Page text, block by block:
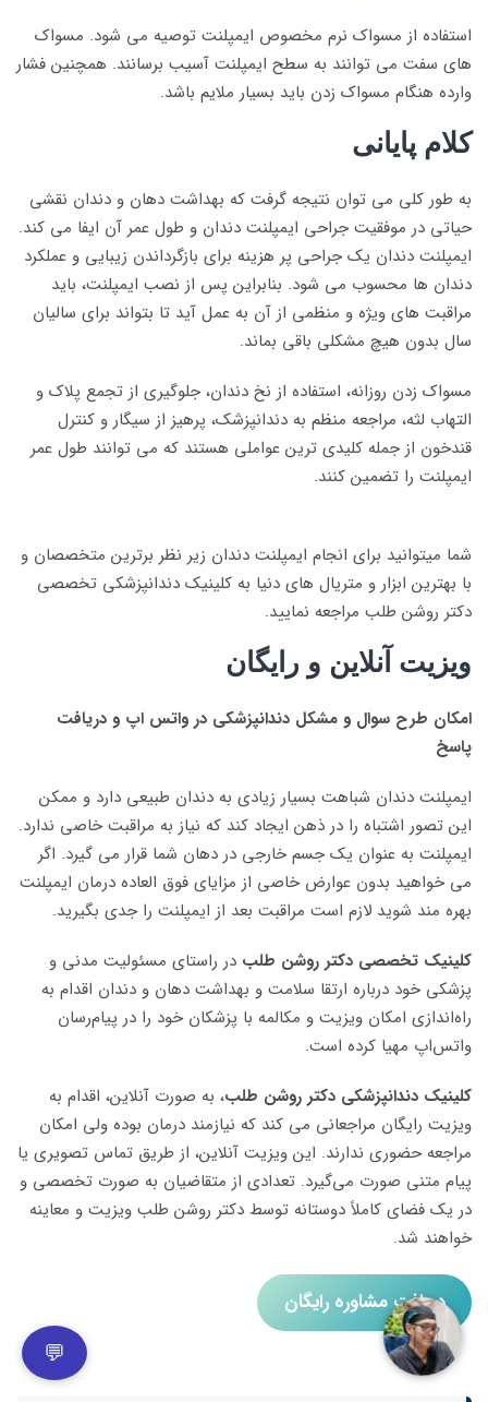
استفاده از مسواک نرم مخصوص ایمپلنت توصیه می شود. مسواک
های سفت می توانند به سطح ایمپلنت آسیب برسانند. همچنین فشار
وارده هنگام مسواک زدن باید بسیار ملایم باشد.
کلام پایانی
به طور کلی می توان نتیجه گرفت که بهداشت دهان و دندان نقشی
حیاتی در موفقیت جراحی ایمپلنت دندان و طول عمر آن ایفا می کند.
ایمپلنت دندان یک جراحی پر هزینه برای بازگرداندن زیبایی و عملکرد
دندان ها محسوب می شود. بنابراین پس از نصب ایمپلنت، باید
مراقبت های ویژه و منظمی از آن به عمل آید تا بتواند برای سالیان
سال بدون هیچ مشکلی باقی بماند.
مسواک زدن روزانه، استفاده از نخ دندان، جلوگیری از تجمع پلاک و
التهاب لثه، مراجعه منظم به دندانپزشک، پرهیز از سیگار و کنترل
قندخون از جمله کلیدی ترین عواملی هستند که می توانند طول عمر
ایمپلنت را تضمین کنند.
شما میتوانید برای انجام ایمپلنت دندان زیر نظر برترین متخصصان و
با بهترین ابزار و متریال های دنیا به کلینیک دندانپزشکی تخصصی
دکتر روشن طلب مراجعه نمایید.
ویزیت آنلاین و رایگان
امکان طرح سوال و مشکل دندانپزشکی در واتس اپ و دریافت
پاسخ
ایمپلنت دندان شباهت بسیار زیادی به دندان طبیعی دارد و ممکن
این تصور اشتباه را در ذهن ایجاد کند که نیاز به مراقبت خاصی ندارد.
ایمپلنت به عنوان یک جسم خارجی در دهان شما قرار می گیرد. اگر
می خواهید بدون عوارض خاصی از مزایای فوق العاده درمان ایمپلنت
بهره مند شوید لازم است مراقبت بعد از ایمپلنت را جدی بگیرید.
کلینیک تخصصی دکتر روشن طلب در راستای مسئولیت مدنی و
پزشکی خود درباره ارتقا سلامت و بهداشت دهان و دندان اقدام به
راه‌اندازی امکان ویزیت و مکالمه با پزشکان خود را در پیام‌رسان
واتس‌اپ مهیا کرده است.
کلینیک دندانپزشکی دکتر روشن طلب، به صورت آنلاین، اقدام به
ویزیت رایگان مراجعانی می کند که نیازمند درمان بوده ولی امکان
مراجعه حضوری ندارند. این ویزیت آنلاین، از طریق تماس تصویری یا
پیام متنی صورت می‌گیرد. تعدادی از متقاضیان به صورت تخصصی و
در یک فضای کاملاً دوستانه توسط دکتر روشن طلب ویزیت و معاینه
خواهند شد.
دریافت مشاوره رایگان
💬